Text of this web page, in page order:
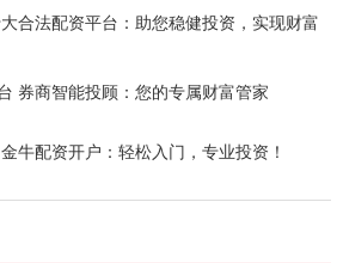
合法配资平台：助您稳健投资，实现财富
券商智能投顾：您的专属财富管家
牛配资开户：轻松入门，专业投资！